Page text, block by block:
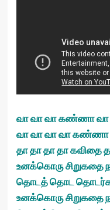
வா வா வா கண்ணா வா
வா வா வா வா கண்ணா
தா தா தா தா கவிதை
உனக்கொரு சிறுகதை
தொடத் தொட
உனக்கொரு சிறுகதை